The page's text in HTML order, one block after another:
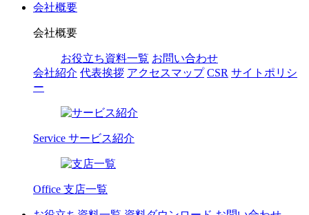
会社概要
会社概要
お役立ち資料一覧 お問い合わせ
会社紹介 代表挨拶 アクセスマップ CSR サイトポリシ
ー
Service サービス紹介
Office 支店一覧